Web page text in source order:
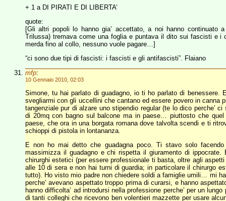
+ 1 a DI PIRATI E DI LIBERTA’
quote:
[Gli altri popoli lo hanno gia’ accettato, a noi hanno continuato
Trilussa) tremava come una foglia e puntava il dito sui fascisti e
merda fino al collo, nessuno vuole pagare…]
“ci sono due tipi di fascisti: i fascisti e gli antifascisti”. Flaiano
mfp:
10 Gennaio 2010, 02:03
Simone, tu hai parlato di guadagno, io ti ho parlato di
svegliarmi con gli uccellini che cantano ed essere povero in canna
tangenziale pur di alzare uno stipendio regular (te lo dico perche’
di 20mq con bagno sul balcone ma in paese… piuttosto che
paese, che ora in una borgata romana dove talvolta scendi e ti
schioppi di pistola in lontananza.
E non ho mai detto che guadagna poco. Ti stavo solo
massimizza il guadagno e chi rispetta il giuramento di
chirurghi estetici (per essere professionale ti basta, oltre agli
alle 10 di sera e non hai turni di guardia; in particolare il chirurgo
tutto). Ho visto mio padre non chiedere soldi a famiglie umili… mi
perche’ avevano aspettato troppo prima di curarsi, e hanno
hanno difficolta’ ad introdursi nella professione perche’ per un
di tanti colleghi che ricevono ben volentieri mazzette per usare